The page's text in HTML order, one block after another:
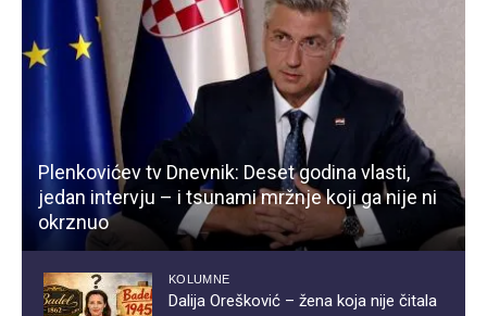
Plenkovićev tv Dnevnik: Deset godina vlasti,
jedan intervju – i tsunami mržnje koji ga nije ni
okrznuo
KOLUMNE
Dalija Orešković – žena koja nije čitala